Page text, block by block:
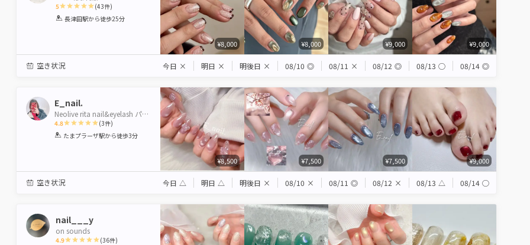
5
1 2 3 4 5
(43件)
長津田駅から徒歩25分
¥8,000 ¥8,000 ¥9,000 ¥9,000
空き状況 今日 × 明日 × 明後日 × 08/10 ◎ 08/11 × 08/12 ◎ 08/13 ◯ 08/14 ◎
E_nail.
Neolive rita nail&eyelash パラジェル登録サロン
4.8
1 2 3 4 5
(3件)
たまプラーザ駅から徒歩3分
¥8,500 ¥7,500 ¥7,500 ¥9,000
空き状況 今日 △ 明日 △ 明後日 × 08/10 × 08/11 ◎ 08/12 × 08/13 △ 08/14 ◯
nail___y
on sounds
4.9 (36件)